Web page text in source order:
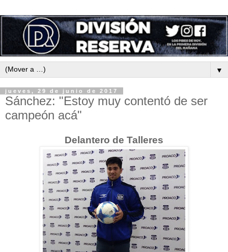
▼
jueves, 29 de junio de 2017
Sánchez: "Estoy muy contentó de ser
campeón acá"
Delantero de Talleres